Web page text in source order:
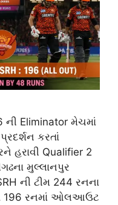
ની Eliminator મેચમાં
કરતાં
હરાવી Qualifier 2
મુલ્લાનપુર
ની ટીમ 244 રનના
196 રનમાં ઓલઆઉટ